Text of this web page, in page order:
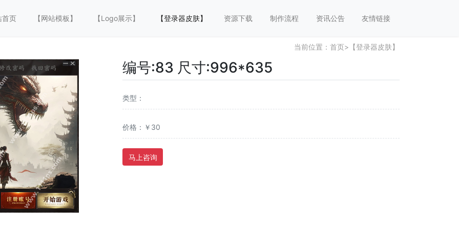
首页 【网站模板】 【Logo展示】 【登录器皮肤】 资源下载 制作流程 资讯公告 友情链接
当前位置： 首页> 【登录器皮肤】
编号:83 尺寸:996*635
类型：
价格：￥30
马上咨询